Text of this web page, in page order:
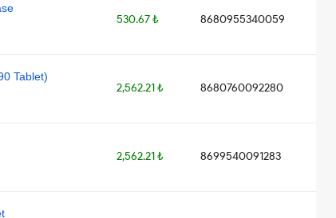
530.67 ₺ 8680955340059
Tablet)
2,562.21 ₺ 8680760092280
2,562.21 ₺ 8699540091283